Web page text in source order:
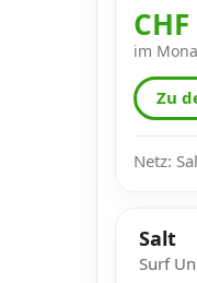
im
Zu
Netz:
Salt
Surf